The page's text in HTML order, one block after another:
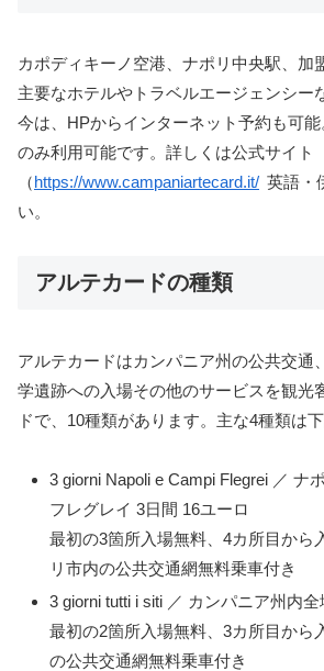
カポディキーノ空港、ナポリ中央駅、加
主要なホテルやトラベルエージェンシー
今は、HPからインターネット予約も可
のみ利用可能です。詳しくは公式サイト
（ https://www.campaniartecard.it/ 英語・
い。
アルテカードの種類
アルテカードはカンパニア州の公共交通
学遺跡への入場その他のサービスを観光
ドで、10種類があります。主な4種類は下
3 giorni Napoli e Campi Flegrei ／ ナ
フレグレイ 3日間 16ユーロ
最初の3箇所入場無料、4カ所目から
リ市内の公共交通網無料乗車付き
3 giorni tutti i siti ／ カンパニア州内
最初の2箇所入場無料、3カ所目から
の公共交通網無料乗車付き